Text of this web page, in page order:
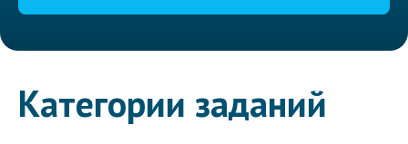
Категории заданий